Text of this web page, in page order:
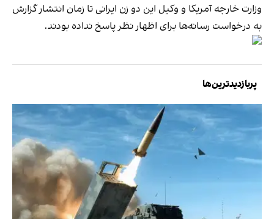
وزارت خارجه آمریکا و وکیل این دو زن ایرانی تا زمان انتشار گزارش
به درخواست رسانه‌ها برای اظهار نظر پاسخ نداده بودند.
پربازدیدترین‌ها